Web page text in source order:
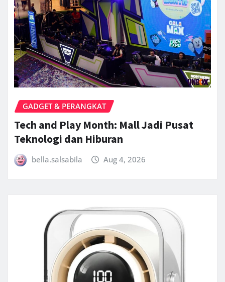
GADGET & PERANGKAT
Tech and Play Month: Mall Jadi Pusat
Teknologi dan Hiburan
bella.salsabila Aug 4, 2026